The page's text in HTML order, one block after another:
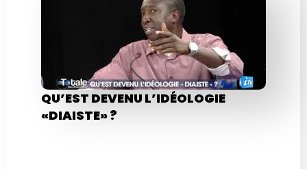
QU’EST DEVENU L’IDÉOLOGIE
«DIAISTE» ?